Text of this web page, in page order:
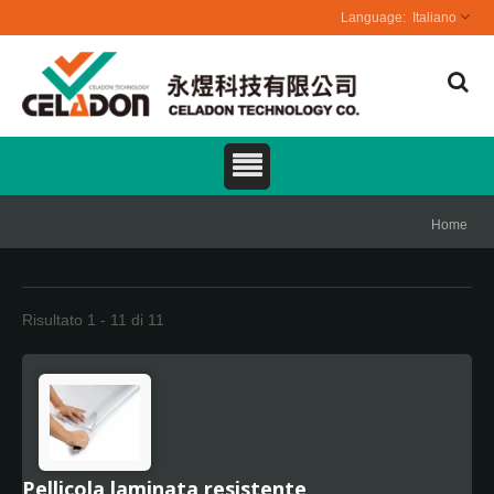
Italiano
Home
Risultato 1 - 11 di 11